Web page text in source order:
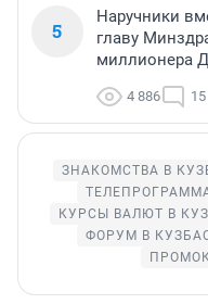
5
Наручники
главу
миллионера
4 886 15
ЗНАКОМСТВА В
КУРСЫ ВАЛЮТ В
ФОРУМ В